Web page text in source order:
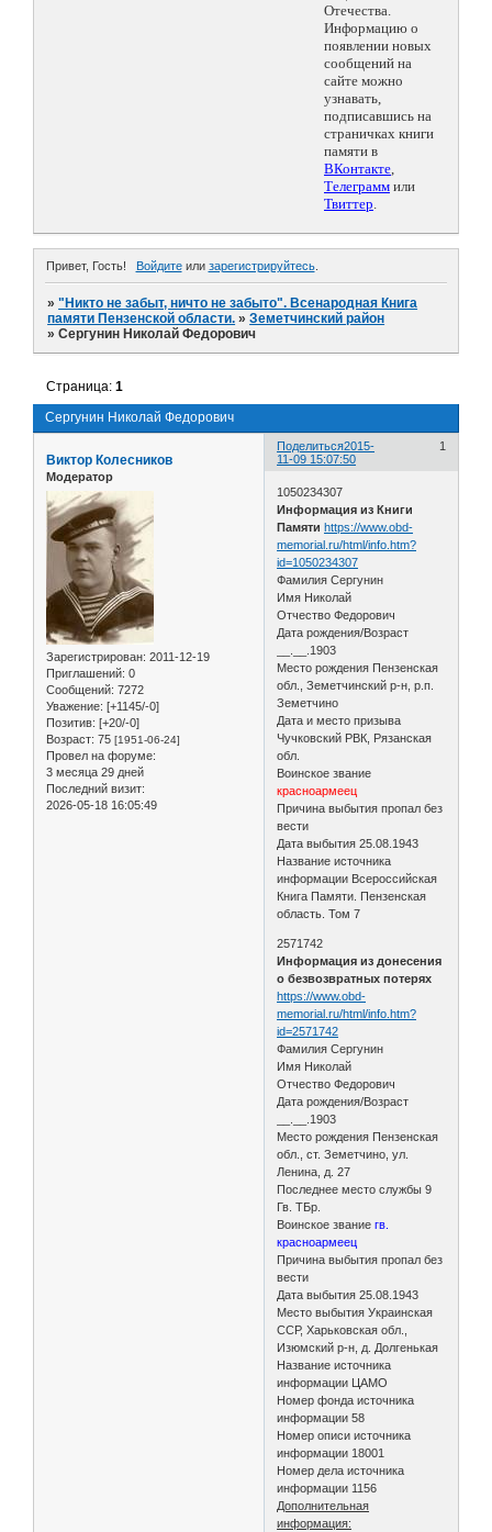
Отечества.
Информацию о
появлении новых
сообщений на
сайте можно
узнавать,
подписавшись на
страничках книги
памяти в
ВКонтакте,
Телеграмм или
Твиттер.
Привет, Гость! Войдитеили зарегистрируйтесь.
»"Никто не забыт, ничто не забыто". Всенародная Книга
памяти Пензенской области. »Земетчинский район
»Сергунин Николай Федорович
Сергунин Николай Федорович
Страница:1
Поделиться 1
2015-
11-09 15:07:50
Виктор Колесников
Модератор
Зарегистрирован: 2011-12-19
Приглашений: 0
Сообщений: 7272
Уважение: [+1145/-0]
Позитив: [+20/-0]
Возраст: 75 [1951-06-24]
Провел на форуме:
3 месяца 29 дней
Последний визит:
2026-05-18 16:05:49
1050234307
Информация из Книги
Памяти https://www.obd-
memorial.ru/html/info.htm?
id=1050234307
Фамилия Сергунин
Имя Николай
Отчество Федорович
Дата рождения/Возраст
__.__.1903
Место рождения Пензенская
обл., Земетчинский р-н, р.п.
Земетчино
Дата и место призыва
Чучковский РВК, Рязанская
обл.
Воинское звание
красноармеец
Причина выбытия пропал без
вести
Дата выбытия 25.08.1943
Название источника
информации Всероссийская
Книга Памяти. Пензенская
область. Том 7
2571742
Информация из донесения
о безвозвратных потерях
https://www.obd-
memorial.ru/html/info.htm?
id=2571742
Фамилия Сергунин
Имя Николай
Отчество Федорович
Дата рождения/Возраст
__.__.1903
Место рождения Пензенская
обл., ст. Земетчино, ул.
Ленина, д. 27
Последнее место службы 9
Гв. ТБр.
Воинское званиегв.
красноармеец
Причина выбытия пропал без
вести
Дата выбытия 25.08.1943
Место выбытия Украинская
ССР, Харьковская обл.,
Изюмский р-н, д. Долгенькая
Название источника
информации ЦАМО
Номер фонда источника
информации 58
Номер описи источника
информации 18001
Номер дела источника
информации 1156
Дополнительная
информация: